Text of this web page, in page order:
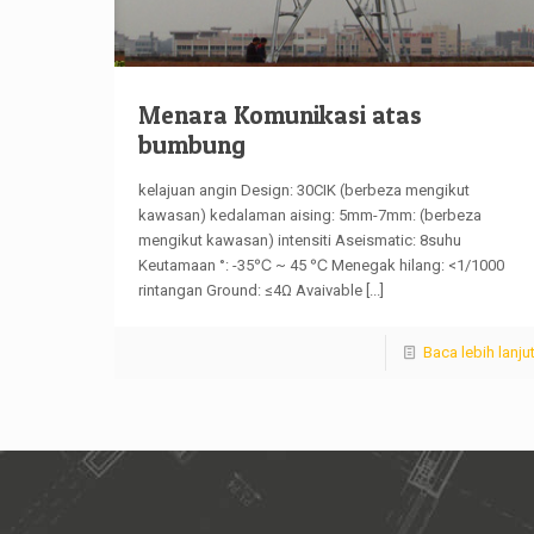
Menara Komunikasi atas
bumbung
kelajuan angin Design: 30CIK (berbeza mengikut
kawasan) kedalaman aising: 5mm-7mm: (berbeza
mengikut kawasan) intensiti Aseismatic: 8suhu
Keutamaan °: -35℃ ~ 45 ℃ Menegak hilang: <1/1000
rintangan Ground: ≤4Ω Avaivable[...]
Baca lebih